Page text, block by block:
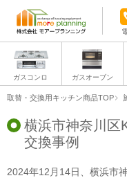
ガスコンロ ガスオーブン
取替・交換用キッチン商品TOP
横浜市神奈川区
交換事例
2024年12月14日、横浜市